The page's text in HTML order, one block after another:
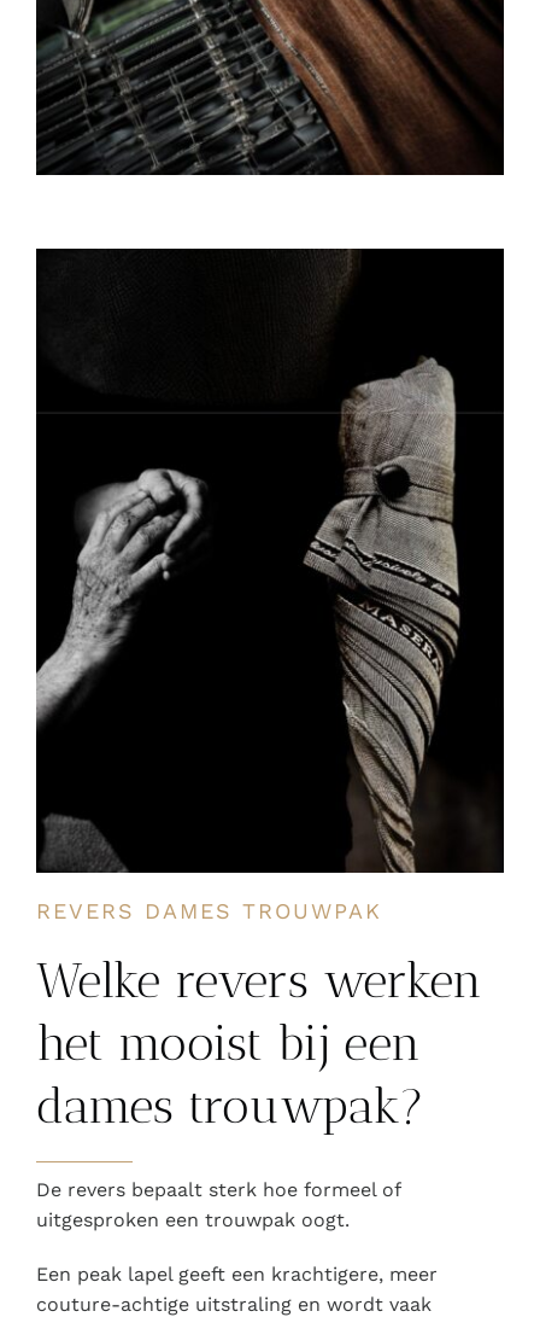
REVERS DAMES TROUWPAK
Welke revers werken
het mooist bij een
dames trouwpak?
De revers bepaalt sterk hoe formeel of
uitgesproken een trouwpak oogt.
Een peak lapel geeft een krachtigere, meer
couture-achtige uitstraling en wordt vaak